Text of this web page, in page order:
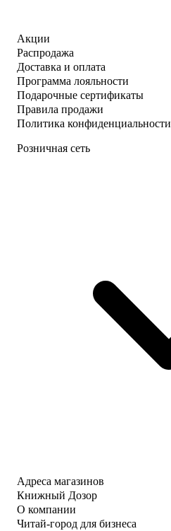
Акции
Распродажа
Доставка и оплата
Программа лояльности
Подарочные сертификаты
Правила продажи
Политика конфиденциальности
Розничная сеть
Адреса магазинов
Книжный Дозор
О компании
Читай-город для бизнеса